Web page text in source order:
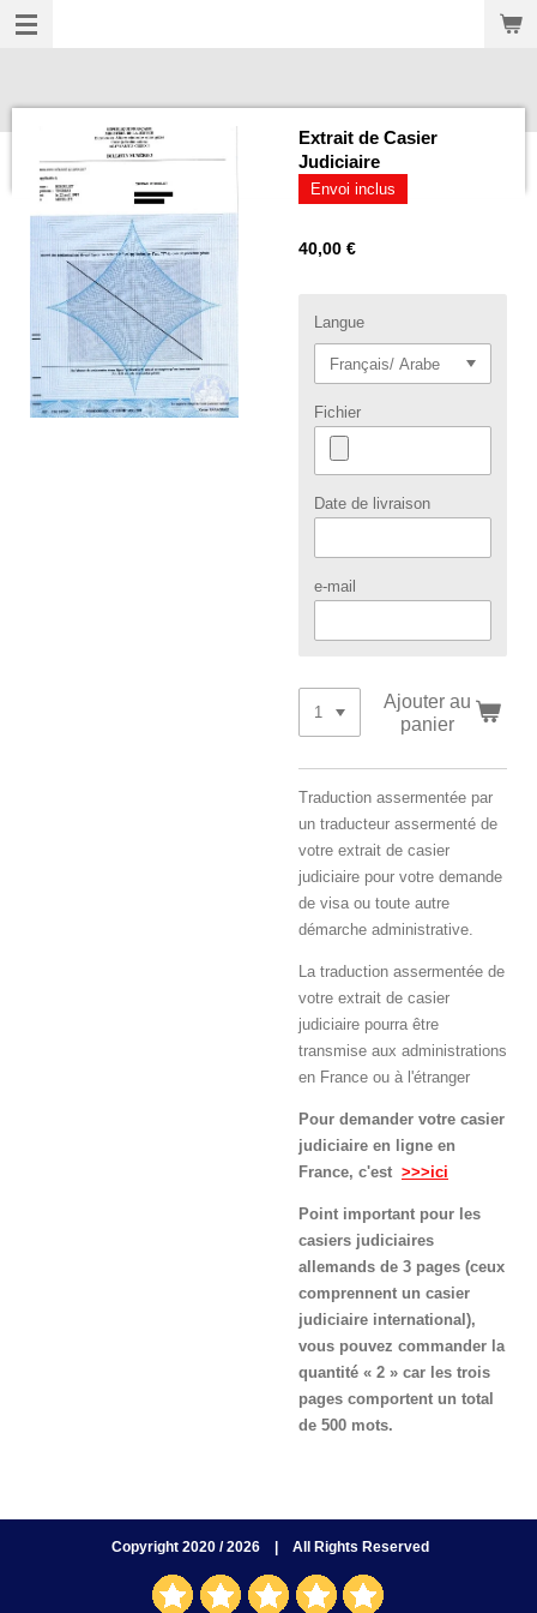
Passer
principal
Extrait de Casier
Judiciaire
Envoi inclus
40,00 €
Langue
Fichier
Date de livraison
e-mail
Ajouter au
panier
Traduction assermentée par
un traducteur assermenté de
votre extrait de casier
judiciaire pour votre demande
de visa ou toute autre
démarche administrative.
La traduction assermentée de
votre extrait de casier
judiciaire pourra être
transmise aux administrations
en France ou à l'étranger
Pour demander votre casier
judiciaire en ligne en
France, c'est >>>ici
Point important pour les
casiers judiciaires
allemands de 3 pages (ceux
comprennent un casier
judiciaire international),
vous pouvez commander la
quantité « 2 » car les trois
pages comportent un total
de 500 mots.
Copyright 2020 / 2026 | All Rights Reserved